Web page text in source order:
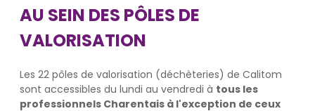
AU SEIN DES PÔLES DE
VALORISATION
Les 22 pôles de valorisation (déchèteries) de Calitom
sont accessibles du lundi au vendredi à tous les
professionnels Charentais à l'exception de ceux